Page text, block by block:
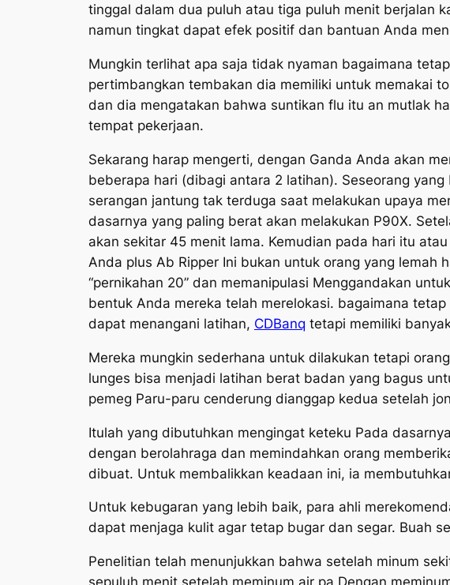
tinggal dalam dua puluh atau tiga puluh menit berjalan
namun tingkat dapat efek positif dan bantuan Anda
Mungkin terlihat apa saja tidak nyaman bagaimana
pertimbangkan tembakan dia memiliki untuk memakai
dan dia mengatakan bahwa suntikan flu itu an mutlak
tempat pekerjaan.
Sekarang harap mengerti, dengan Ganda Anda akan
beberapa hari (dibagi antara 2 latihan). Seseorang
serangan jantung tak terduga saat melakukan upaya
dasarnya yang paling berat akan melakukan P90X.
akan sekitar 45 menit lama. Kemudian pada hari itu
Anda plus Ab Ripper Ini bukan untuk orang yang
“pernikahan 20” dan memanipulasi Menggandakan
bentuk Anda mereka telah merelokasi. bagaimana
dapat menangani latihan, CDBanq tetapi memiliki
Mereka mungkin sederhana untuk dilakukan tetapi
lunges bisa menjadi latihan berat badan yang bagus
pemeg Paru-paru cenderung dianggap kedua setelah
Itulah yang dibutuhkan mengingat keteku Pada
dengan berolahraga dan memindahkan orang
dibuat. Untuk membalikkan keadaan ini, ia
Untuk kebugaran yang lebih baik, para ahli
dapat menjaga kulit agar tetap bugar dan segar. Buah
Penelitian telah menunjukkan bahwa setelah minum